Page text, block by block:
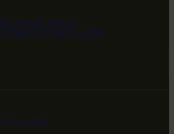
ВРАТА
ВЧЕРА СЕГОДНЯ И ЗАВТРА
И ЗАВТРА